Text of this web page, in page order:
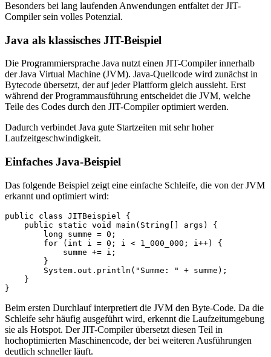
Besonders bei lang laufenden Anwendungen entfaltet der JIT-
Compiler sein volles Potenzial.
Java als klassisches JIT-Beispiel
Die Programmiersprache Java nutzt einen JIT-Compiler innerhalb
der Java Virtual Machine (JVM). Java-Quellcode wird zunächst in
Bytecode übersetzt, der auf jeder Plattform gleich aussieht. Erst
während der Programmausführung entscheidet die JVM, welche
Teile des Codes durch den JIT-Compiler optimiert werden.
Dadurch verbindet Java gute Startzeiten mit sehr hoher
Laufzeitgeschwindigkeit.
Einfaches Java-Beispiel
Das folgende Beispiel zeigt eine einfache Schleife, die von der JVM
erkannt und optimiert wird:
public class JITBeispiel {
    public static void main(String[] args) {
        long summe = 0;
        for (int i = 0; i < 1_000_000; i++) {
            summe += i;
        }
        System.out.println("Summe: " + summe);
    }
}
Beim ersten Durchlauf interpretiert die JVM den Byte-Code. Da die
Schleife sehr häufig ausgeführt wird, erkennt die Laufzeitumgebung
sie als Hotspot. Der JIT-Compiler übersetzt diesen Teil in
hochoptimierten Maschinencode, der bei weiteren Ausführungen
deutlich schneller läuft.